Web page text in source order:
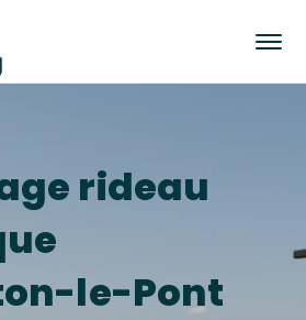
rideau
le-Pont